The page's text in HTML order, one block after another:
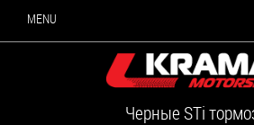
MENU
Черные STi